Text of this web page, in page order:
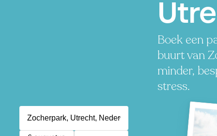
Boek een
buurt van
minder,
stress.